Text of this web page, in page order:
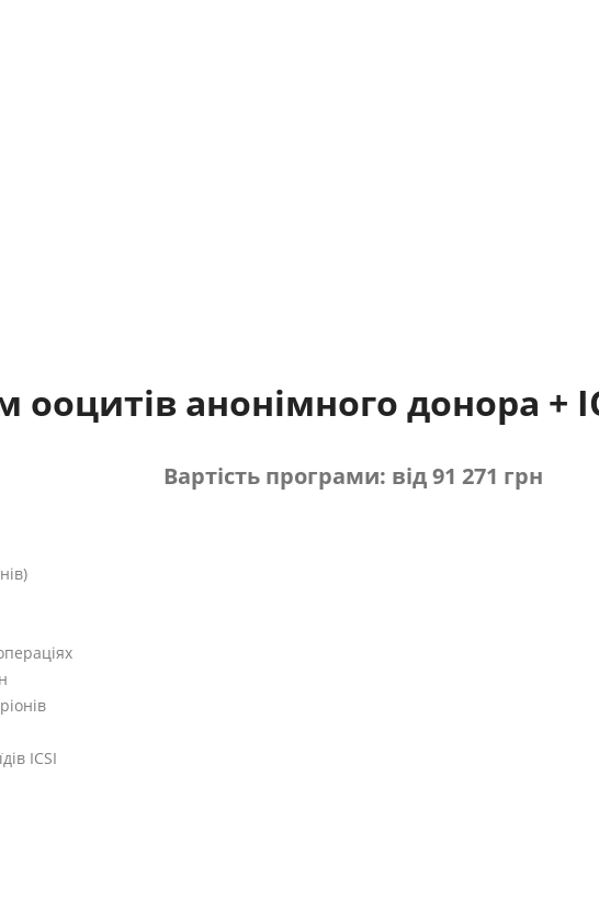
ооцитів анонімного донора +
Вартість програми: від 91 271 грн
ICSI